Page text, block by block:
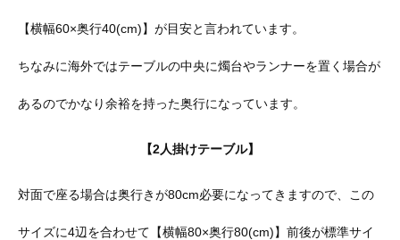
【横幅60×奥行40(cm)】が目安と言われています。
ちなみに海外ではテーブルの中央に燭台やランナーを置く場合が
あるのでかなり余裕を持った奥行になっています。
【2人掛けテーブル】
対面で座る場合は奥行きが80cm必要になってきますので、この
サイズに4辺を合わせて【横幅80×奥行80(cm)】前後が標準サイ